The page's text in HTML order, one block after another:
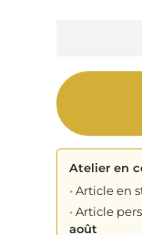
Atelier en
•Article en
•Article
août